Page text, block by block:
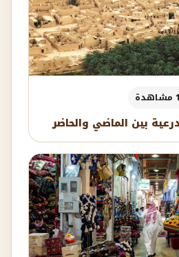
بين الماضي والحاضر